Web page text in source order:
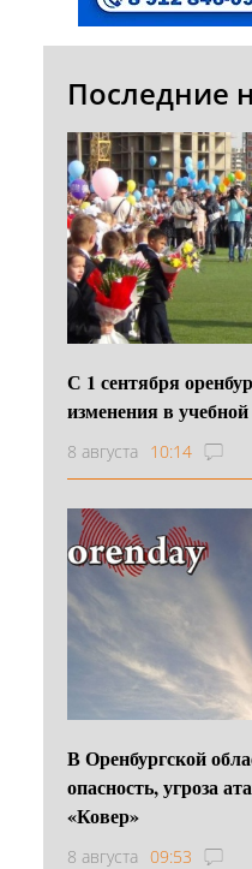
Последние
С 1 сентября
изменения в
8 августа 10:14
В Оренбургской
опасность, угроза
«Ковер»
8 августа 09:53